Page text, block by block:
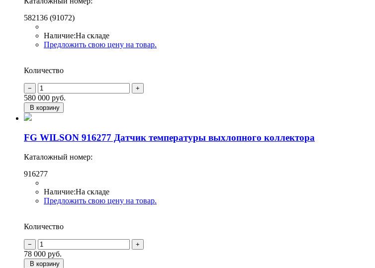
582136 (91072)
Наличие:На складе
Предложить свою цену на товар.
Количество
580 000 руб.
В корзину
FG WILSON 916277 Датчик температуры выхлопного коллектора
Каталожный номер:
916277
Наличие:На складе
Предложить свою цену на товар.
Количество
78 000 руб.
В корзину